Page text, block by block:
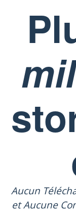
Aucun
et Aucune